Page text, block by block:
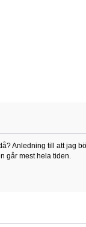
Anledning till att jag
går mest hela tiden.